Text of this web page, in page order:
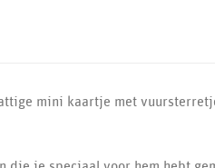
mini kaartje met